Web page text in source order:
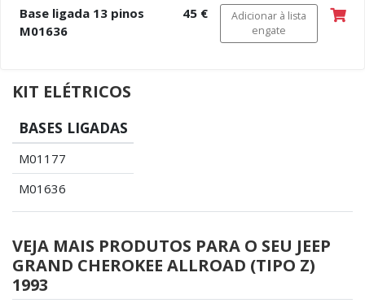
Base ligada 13 pinos
M01636
45 €
Adicionar à lista
engate
KIT ELÉTRICOS
BASES LIGADAS
M01177
M01636
VEJA MAIS PRODUTOS PARA O SEU JEEP
GRAND CHEROKEE ALLROAD (TIPO Z)
1993